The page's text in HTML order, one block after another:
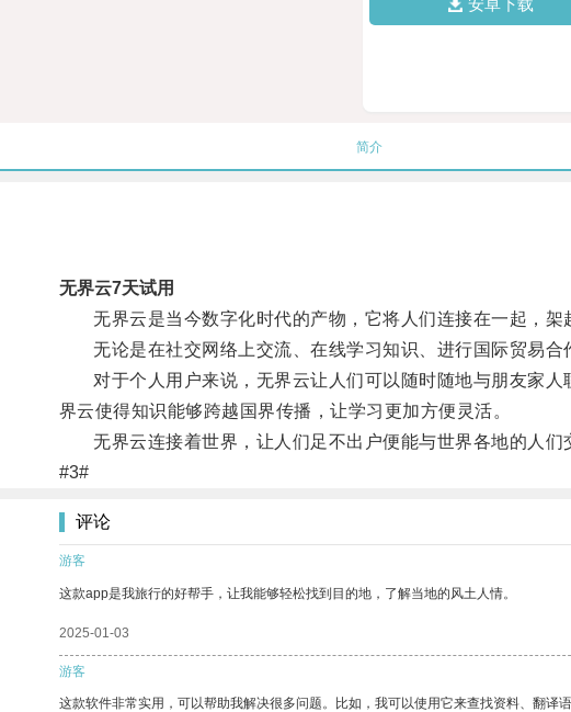
简介
无界云7天试用
无界云是当今数字化时代的产物，它将人们连接在一起，架
无论是在社交网络上交流、在线学习知识、进行国际贸易合
对于个人用户来说，无界云让人们可以随时随地与朋友家人
界云使得知识能够跨越国界传播，让学习更加方便灵活。
无界云连接着世界，让人们足不出户便能与世界各地的人们
#3#
评论
游客
这款app是我旅行的好帮手，让我能够轻松找到目的地，了解当地的风土人情。
2025-01-03
游客
这款软件非常实用，可以帮助我解决很多问题。比如，我可以使用它来查找资料、翻译语